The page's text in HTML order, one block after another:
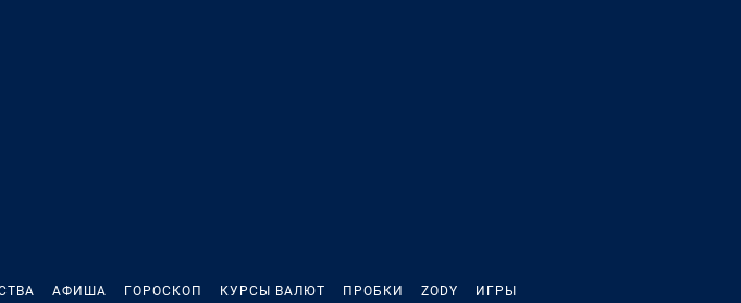
АФИША ГОРОСКОП КУРСЫ ВАЛЮТ ПРОБКИ ZODY ИГРЫ